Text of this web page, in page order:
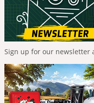
Sign up for our newsletter